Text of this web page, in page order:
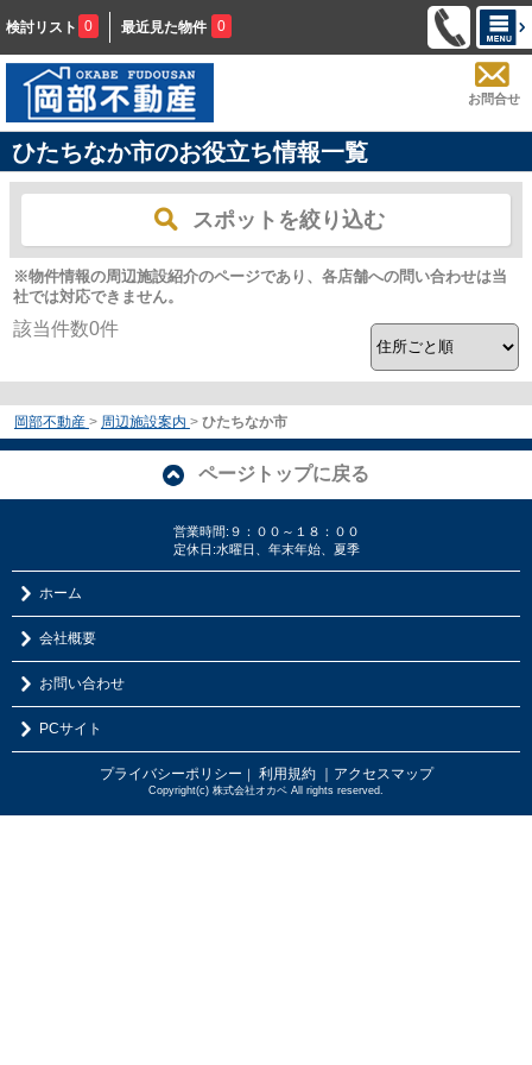
検討リスト 0 最近見た物件 0
お問合せ
ひたちなか市のお役立ち情報一覧
スポットを絞り込む
※物件情報の周辺施設紹介のページであり、各店舗への問い合わせは当
社では対応できません。
該当件数0件
岡部不動産 > 周辺施設案内 > ひたちなか市
ページトップに戻る
営業時間:９：００～１８：００
定休日:水曜日、年末年始、夏季
ホーム
会社概要
お問い合わせ
PCサイト
プライバシーポリシー 利用規約 ｜アクセスマップ
Copyright(c) 株式会社オカベ All rights reserved.